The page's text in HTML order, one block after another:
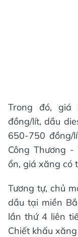
Trong đó, giá
đồng/lít, dầu
650-750 đồng/
Công Thương
ổn, giá xăng có
Tương tự, chủ
dầu tại miền
lần thứ 4 liên
Chiết khấu